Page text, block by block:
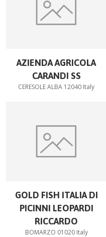
AZIENDA AGRICOLA
CARANDI SS
CERESOLE ALBA 12040 Italy
GOLD FISH ITALIA DI
PICINNI LEOPARDI
RICCARDO
BOMARZO 01020 Italy